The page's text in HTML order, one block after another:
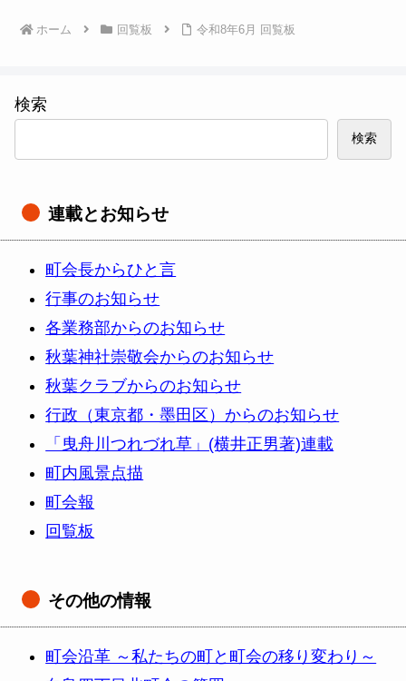
ホーム 回覧板 令和8年6月 回覧板
検索
検索
連載とお知らせ
町会長からひと言
行事のお知らせ
各業務部からのお知らせ
秋葉神社崇敬会からのお知らせ
秋葉クラブからのお知らせ
行政（東京都・墨田区）からのお知らせ
「曳舟川つれづれ草」(横井正男著)連載
町内風景点描
町会報
回覧板
その他の情報
町会沿革 ～私たちの町と町会の移り変わり～